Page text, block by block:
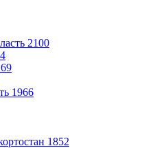
2100
1966
1852